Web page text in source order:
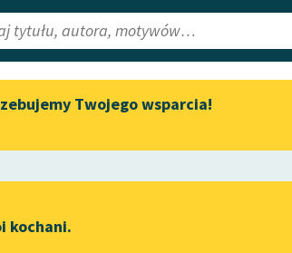
Lektury
Aktualności
Zapraszamy na spotkanie
literatury skandynawskiej
Twojego wsparcia!
kochani.